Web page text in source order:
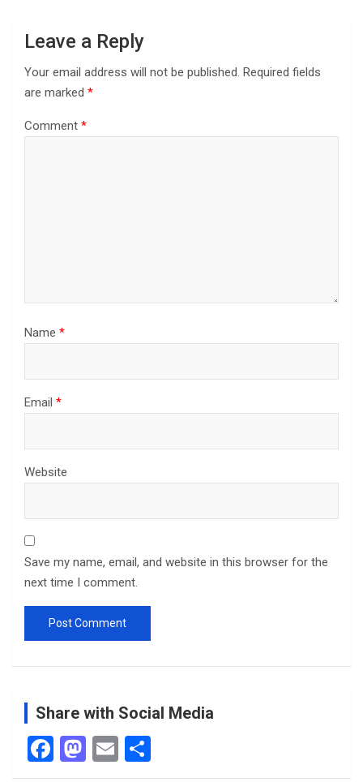
Leave a Reply
Your email address will not be published. Required fields
are marked *
Comment *
Name *
Email *
Website
Save my name, email, and website in this browser for the
next time I comment.
Share with Social Media
F
a
M
a
E
m h